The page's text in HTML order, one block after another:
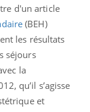
d'un article
(BEH)
les résultats
séjours
la
qu’il s’agisse
et